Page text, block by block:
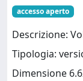
accesso aperto
Descrizione:
Tipologia:
Dimensione